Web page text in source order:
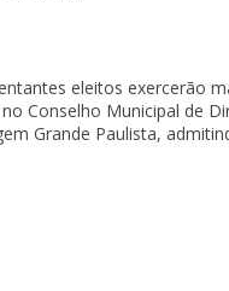
eleitos exercerão
Conselho Municipal de
Grande Paulista,